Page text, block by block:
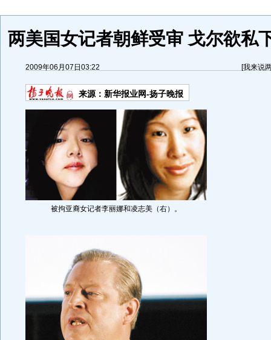
两美国女记者朝鲜受审 戈尔欲私
2009年06月07日03:22 [我来说
来源： 新华报业网-扬子晚报
被拘亚裔女记者李丽娜和凌志美（右）。